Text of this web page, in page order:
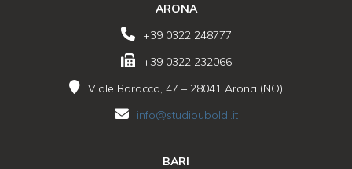
ARONA
+39 0322 248777
+39 0322 232066
Viale Baracca, 47 – 28041 Arona (NO)
info@studiouboldi.it
BARI